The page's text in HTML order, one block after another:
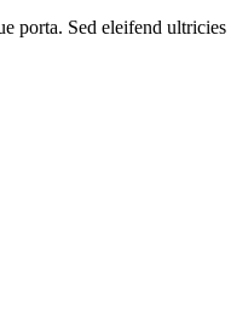
porta. Sed eleifend